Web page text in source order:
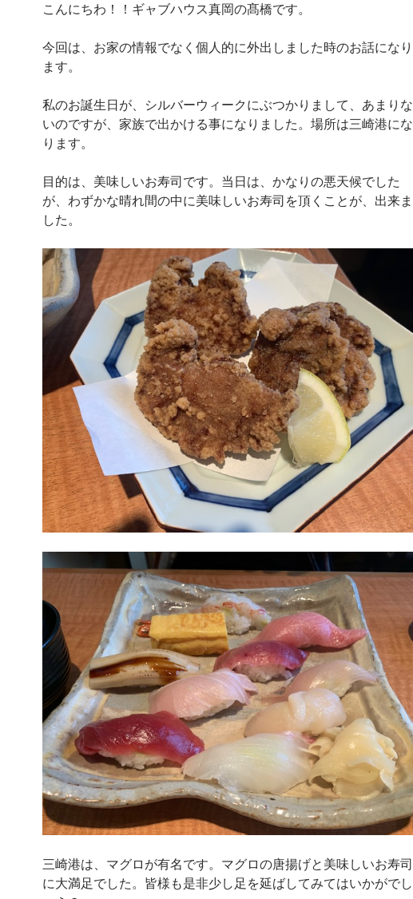
こんにちわ！！ギャブハウス真岡の髙橋です。
今回は、お家の情報でなく個人的に外出しました時のお話になり
ます。
私のお誕生日が、シルバーウィークにぶつかりまして、あまりな
いのですが、家族で出かける事になりました。場所は三崎港にな
ります。
目的は、美味しいお寿司です。当日は、かなりの悪天候でした
が、わずかな晴れ間の中に美味しいお寿司を頂くことが、出来ま
した。
三崎港は、マグロが有名です。マグロの唐揚げと美味しいお寿司
に大満足でした。皆様も是非少し足を延ばしてみてはいかがでし